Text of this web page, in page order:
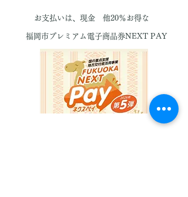
​お支払いは、現金 他20％お得な
福岡市プレミアム電子商品券NEXT PAY